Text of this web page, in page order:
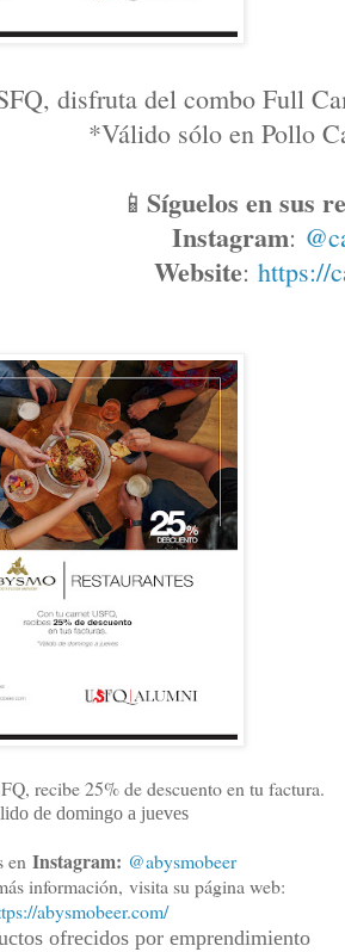
disfruta del combo Full
*Válido sólo en Pollo
📱 Síguelos en sus
Instagram:
Website: https://
recibe 25% de descuento en tu factura.
de domingo a jueves
en Instagram: @abysmobeer
información, visita su página web:
abysmobeer.com/
ofrecidos por emprendimiento